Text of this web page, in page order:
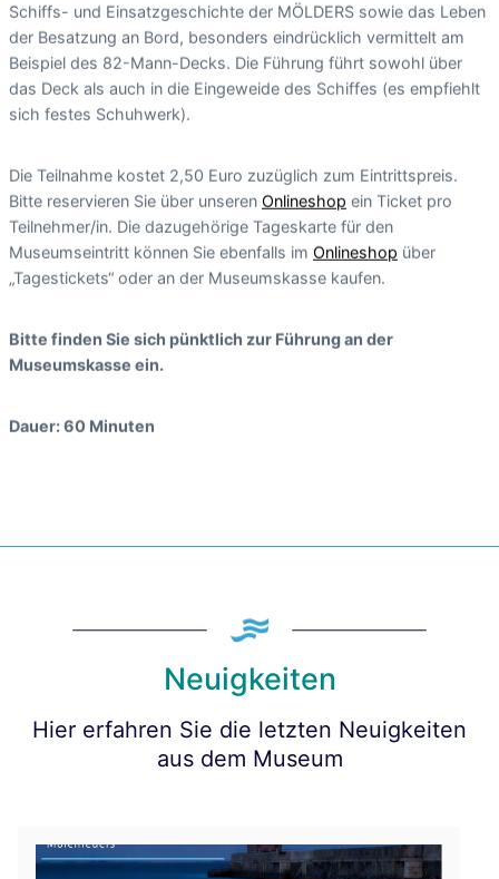
Schiffs- und Einsatzgeschichte der MÖLDERS sowie das Leben
der Besatzung an Bord, besonders eindrücklich vermittelt am
Beispiel des 82-Mann-Decks. Die Führung führt sowohl über
das Deck als auch in die Eingeweide des Schiffes (es empfiehlt
sich festes Schuhwerk).
Die Teilnahme kostet 2,50 Euro zuzüglich zum Eintrittspreis.
Bitte reservieren Sie über unseren Onlineshop ein Ticket pro
Teilnehmer/in. Die dazugehörige Tageskarte für den
Museumseintritt können Sie ebenfalls im Onlineshop über
„Tagestickets“ oder an der Museumskasse kaufen.
Bitte finden Sie sich pünktlich zur Führung an der
Museumskasse ein.
Dauer: 60 Minuten
Neuigkeiten
Hier erfahren Sie die letzten Neuigkeiten
aus dem Museum